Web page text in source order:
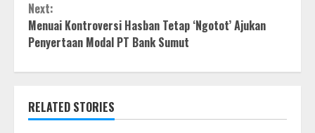
Next:
Menuai Kontroversi Hasban Tetap ‘Ngotot’ Ajukan
Penyertaan Modal PT Bank Sumut
RELATED STORIES